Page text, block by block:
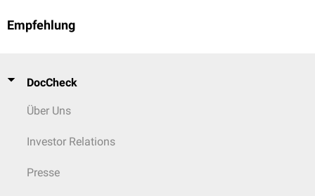
Empfehlung
DocCheck
Über Uns
Investor Relations
Presse